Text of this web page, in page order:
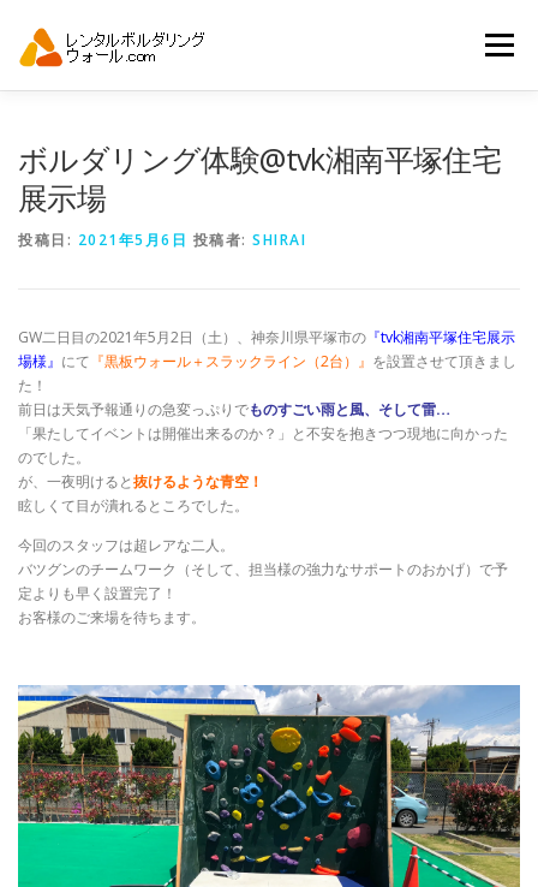
メニュー
ボルダリング体験@tvk湘南平塚住宅
展示場
投稿日: 2021年5月6日 投稿者: SHIRAI
GW二日目の2021年5月2日（土）、神奈川県平塚市の 『tvk湘南平塚住宅展示
場様』 にて 『黒板ウォール＋スラックライン（2台）』 を設置させて頂きまし
た！
前日は天気予報通りの急変っぷりでものすごい雨と風、そして雷…
「果たしてイベントは開催出来るのか？」と不安を抱きつつ現地に向かった
のでした。
が、一夜明けると抜けるような青空！
眩しくて目が潰れるところでした。
今回のスタッフは超レアな二人。
バツグンのチームワーク（そして、担当様の強力なサポートのおかげ）で予
定よりも早く設置完了！
お客様のご来場を待ちます。